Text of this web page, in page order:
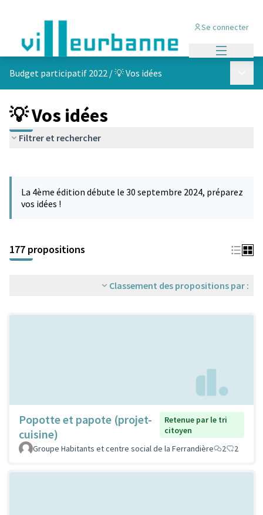
Se connecter
Budget participatif 2022 /💡 Vos idées
💡 Vos idées
Filtrer et rechercher
−
La 4ème édition débute le 30 septembre 2024, préparez
vos idées !
177 propositions
Classement des propositions par :
Popotte et papote (projet-
cuisine)
Retenue par le tri
citoyen
Groupe Habitants et centre social de la Ferrandière
2 2